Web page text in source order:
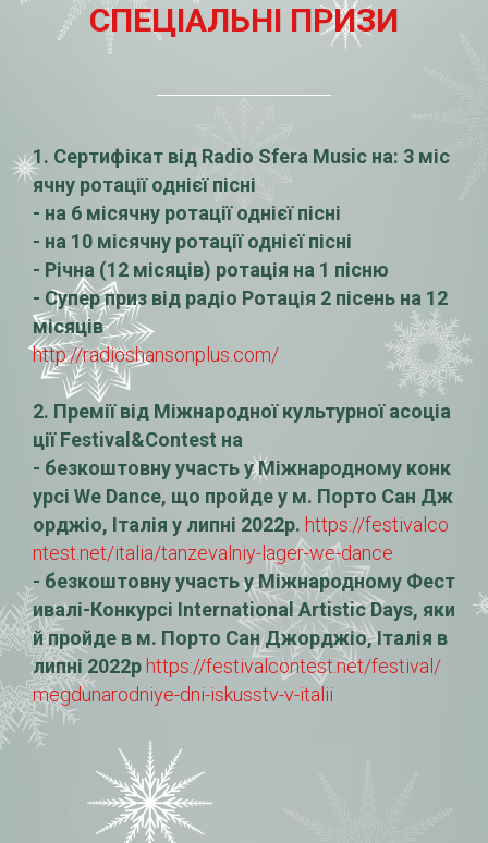
СПЕЦІАЛЬНІ ПРИЗИ
1. Сертифікат від Radio Sfera Music на: 3 міс
ячну ротації однієї пісні
- на 6 місячну ротації однієї пісні
- на 10 місячну ротації однієї пісні
- Річна (12 місяців) ротація на 1 пісню
- Супер приз від радіо Ротація 2 пісень на 12
місяців
http://radioshansonplus.com/
2. Премії від Міжнародної культурної асоціа
ції Festival&Contest на
- безкоштовну участь у Міжнародному конк
урсі We Dance, що пройде у м. Порто Сан Дж
орджіо, Італія у липні 2022р. https://festivalco
ntest.net/italia/tanzevalniy-lager-we-dance
- безкоштовну участь у Міжнародному Фест
ивалі-Конкурсі International Artistic Days, яки
й пройде в м. Порто Сан Джорджіо, Італія в
липні 2022р https://festivalcontest.net/festival/
megdunarodniye-dni-iskusstv-v-italii